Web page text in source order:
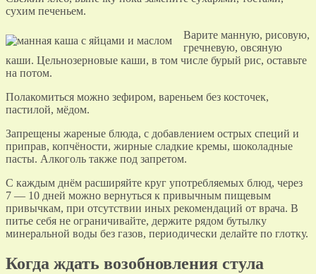
сухим печеньем.
Варите манную, рисовую,
гречневую, овсяную
каши. Цельнозерновые каши, в том числе бурый рис, оставьте
на потом.
Полакомиться можно зефиром, вареньем без косточек,
пастилой, мёдом.
Запрещены жареные блюда, с добавлением острых специй и
приправ, копчёности, жирные сладкие кремы, шоколадные
пасты. Алкоголь также под запретом.
С каждым днём расширяйте круг употребляемых блюд, через
7 — 10 дней можно вернуться к привычным пищевым
привычкам, при отсутствии иных рекомендаций от врача. В
питье себя не ограничивайте, держите рядом бутылку
минеральной воды без газов, периодически делайте по глотку.
Когда ждать возобновления стула